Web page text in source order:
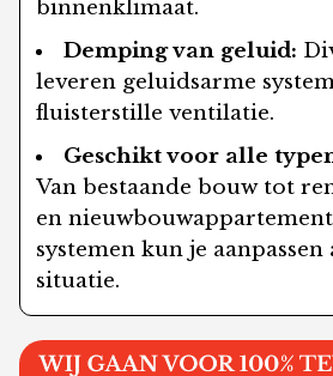
binnenklimaat.
Demping van geluid:
leveren geluidsarme
fluisterstille ventilatie.
Geschikt voor alle
Van bestaande bouw tot
en
systemen kun je aanpassen
situatie.